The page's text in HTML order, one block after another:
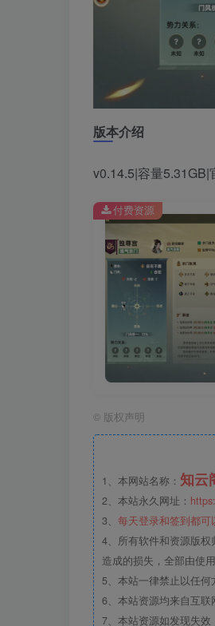
版本介绍
v0.14.5|容量
付费资源
© 版权声明
1、本网站名称： 知云
2、本站永久网址：
3、 每天登录和签到都可
4、所有软件和资源版
造成的损失，全部由使
5、本站一律禁止以任
6、本站资源均来自互
7、本站资源如发现失效